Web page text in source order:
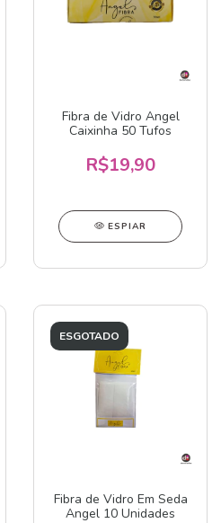
Fibra de Vidro Angel
Caixinha 50 Tufos
R$19,90
ESPIAR
ESGOTADO
Fibra de Vidro Em Seda
Angel 10 Unidades